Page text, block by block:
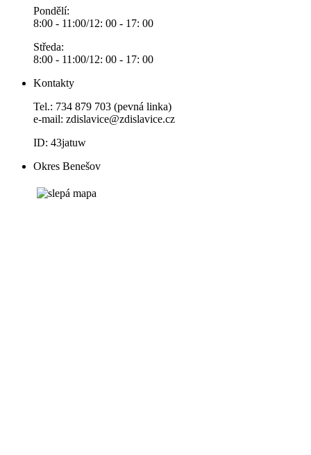
Pondělí:
8:00 - 11:00/12: 00 - 17: 00
Středa:
8:00 - 11:00/12: 00 - 17: 00
Kontakty
Tel.: 734 879 703 (pevná linka)
e-mail: zdislavice@zdislavice.cz
ID: 43jatuw
Okres Benešov